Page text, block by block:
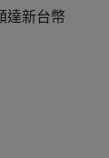
達新台幣